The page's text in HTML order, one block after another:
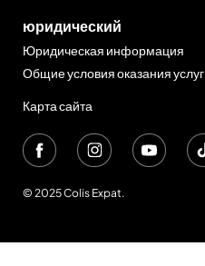
юридический
Юридическая информация
Общие условия оказания услуг
Карта сайта
© 2025 Colis Expat.